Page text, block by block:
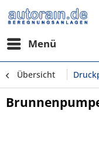
Menü
Übersicht